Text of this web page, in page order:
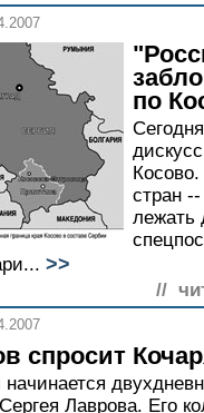
по
стран --
лежать
>>
//
спросит
начинается
Лаврова. Его